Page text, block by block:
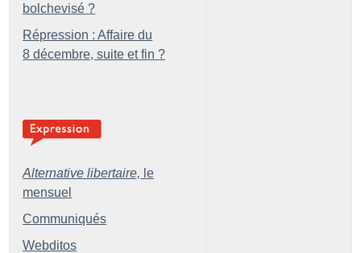
bolchevisé ?
Répression : Affaire du
8 décembre, suite et fin ?
Alternative libertaire, le
mensuel
Communiqués
Webditos